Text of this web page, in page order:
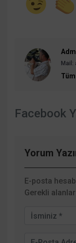
Mail:
Tüm
Facebook
Yorum
E-posta
Gerekli alanlar